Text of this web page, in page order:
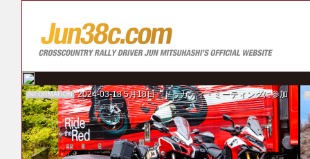
INFORMATION 2024-03-18 5月18日 ドゥカティ・ミーティングに参加